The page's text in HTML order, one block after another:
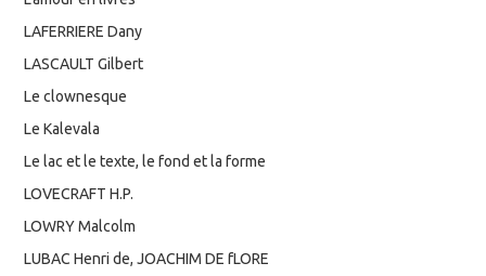
LAFERRIERE Dany
LASCAULT Gilbert
Le clownesque
Le Kalevala
Le lac et le texte, le fond et la forme
LOVECRAFT H.P.
LOWRY Malcolm
LUBAC Henri de, JOACHIM DE fLORE